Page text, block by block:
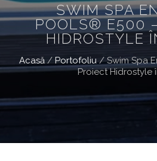
SWIM SPA
POOLS® E500
HIDROSTYLE
Acasă / Portofoliu/Swim Spa
Proiect Hidrostyle